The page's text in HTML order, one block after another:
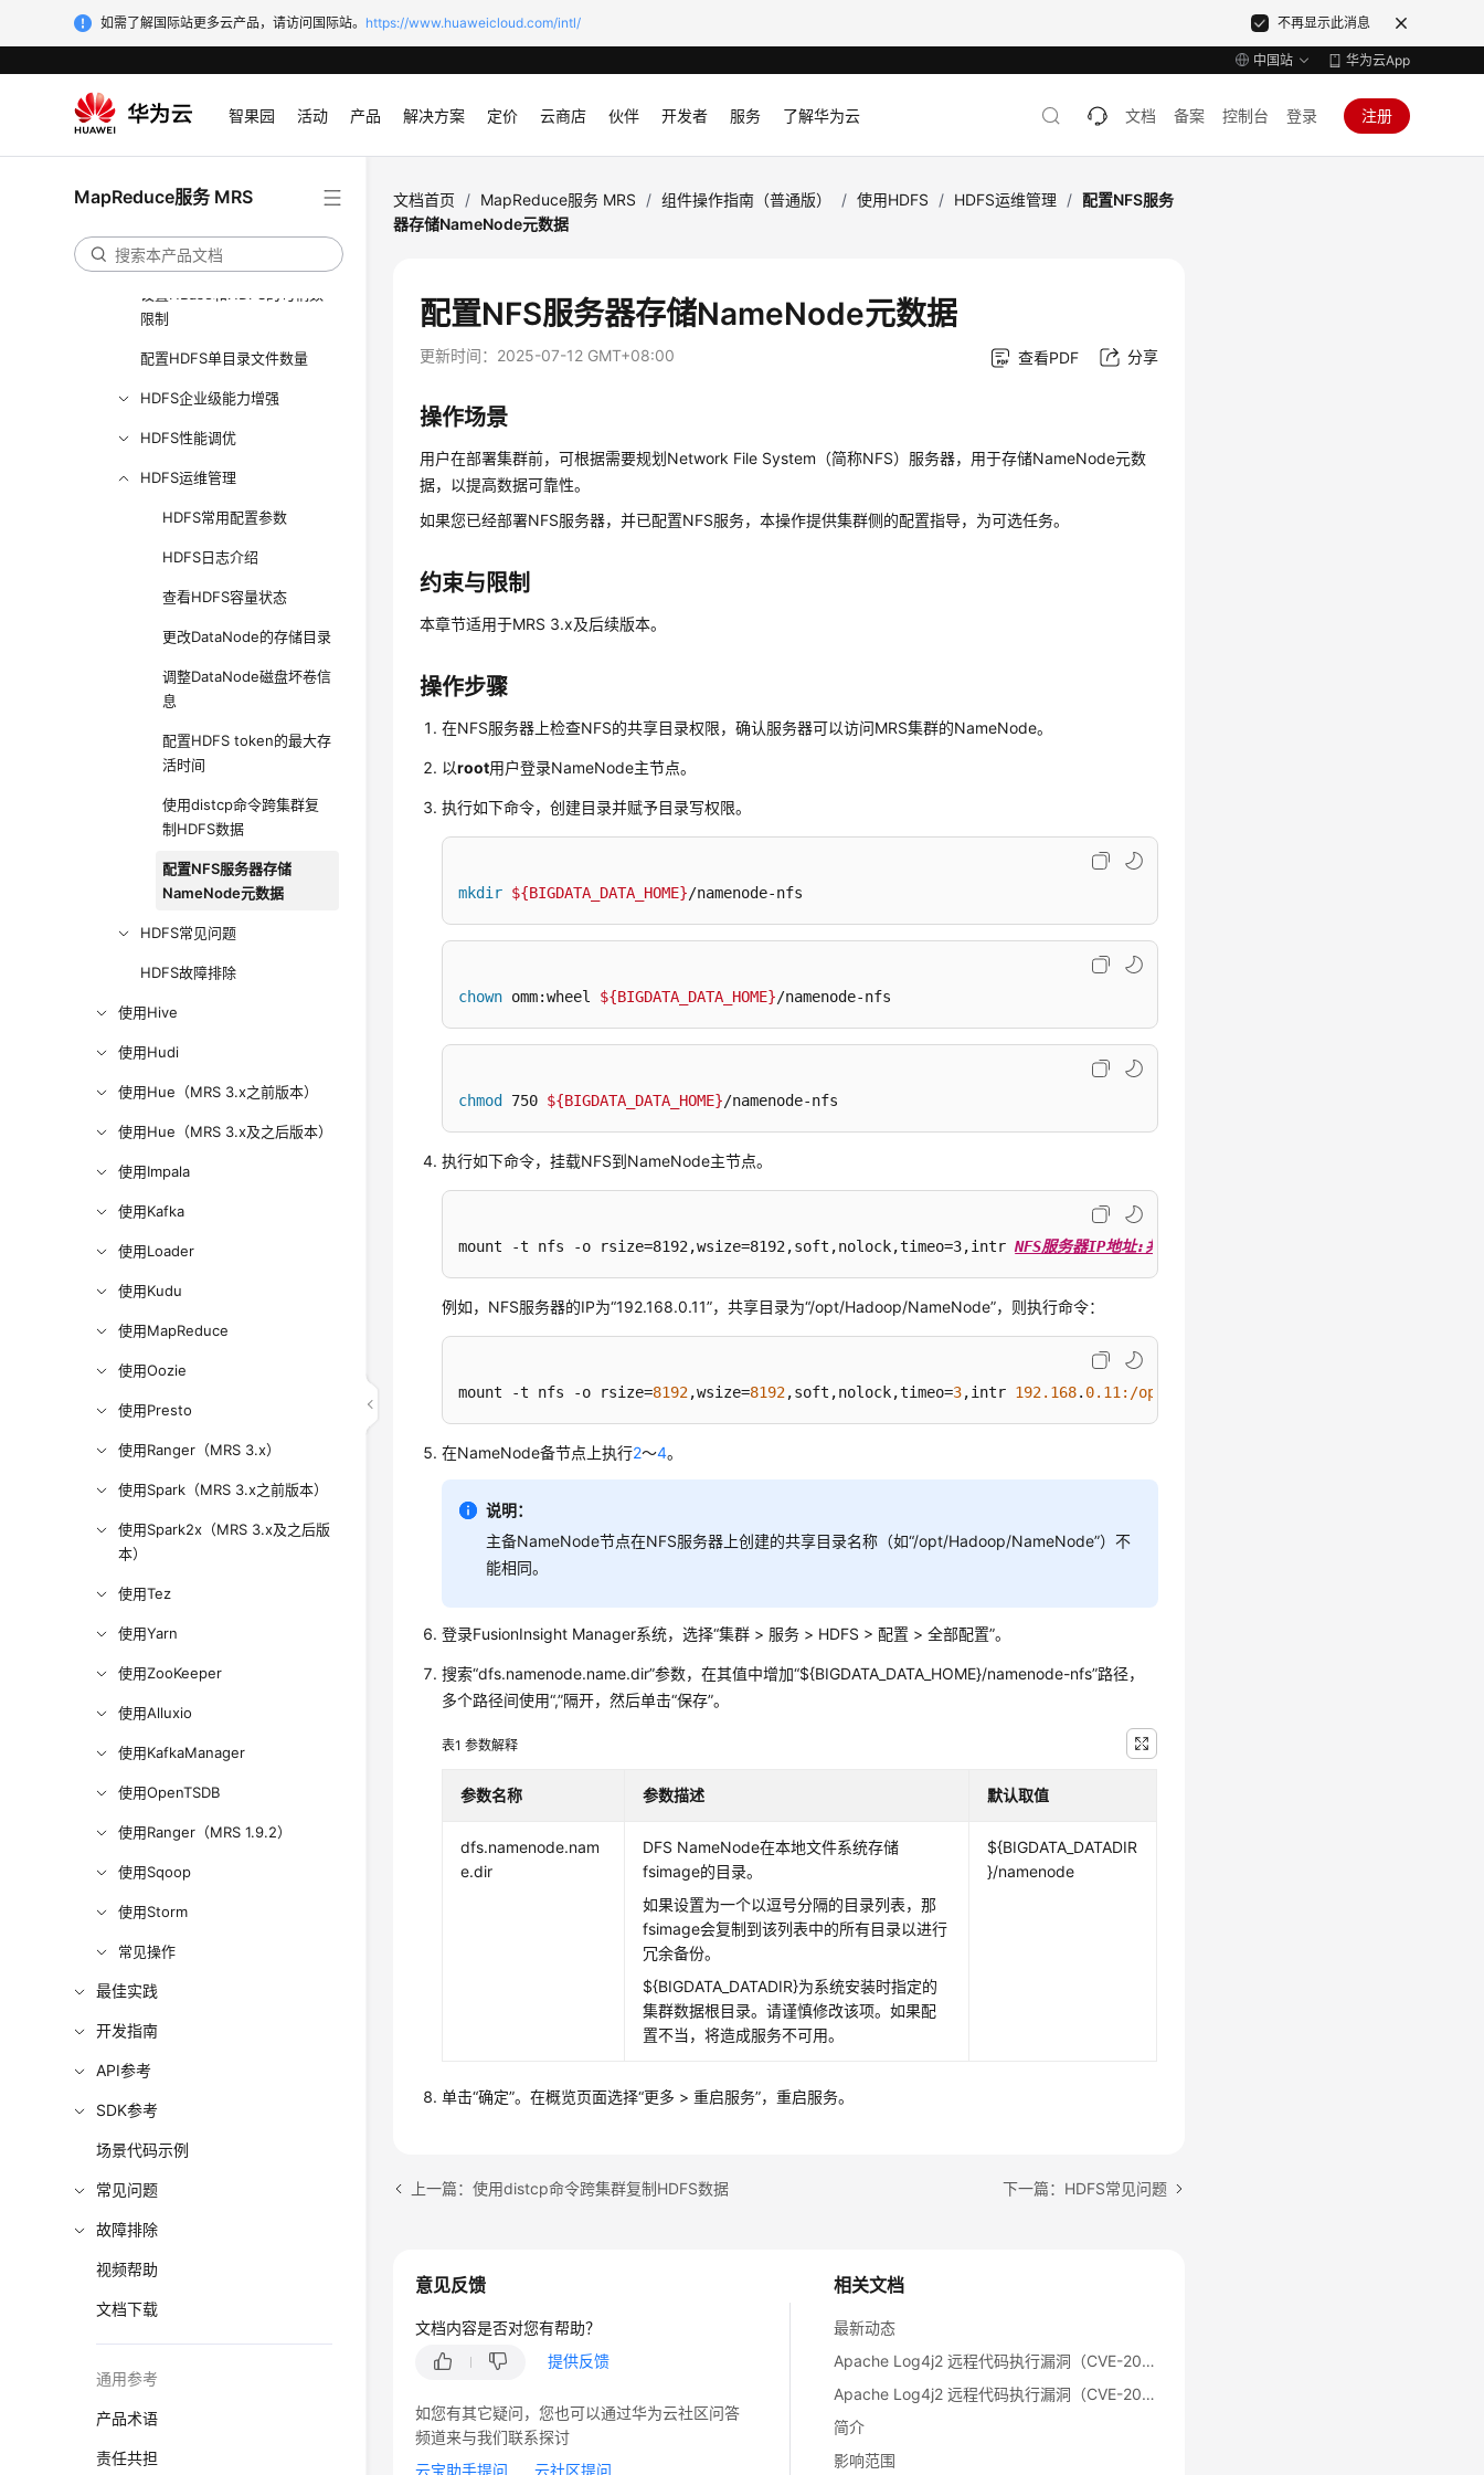
如需了解国际站更多云产品，请访问国际站。 https://www.huaweicloud.com/intl/ 不再显示此消息
中国站 华为云App
智果园 活动 产品 解决方案 定价 云商店 伙伴 开发者 服务 了解华为云 文档 备案 控制台 登录 注册
MapReduce服务 MRS
配置HDFS DataNode数据均
衡
均衡
配置HDFS文件目录标签策略
配置NameNode内存参数
限制
配置HDFS单目录文件数量
HDFS企业级能力增强
HDFS性能调优
HDFS运维管理
HDFS常用配置参数
HDFS日志介绍
查看HDFS容量状态
更改DataNode的存储目录
调整DataNode磁盘坏卷信
息
配置HDFS token的最大存
活时间
使用distcp命令跨集群复
制HDFS数据
配置NFS服务器存储
NameNode元数据
HDFS常见问题
HDFS故障排除
使用Hive
使用Hudi
使用Hue（MRS 3.x之前版本）
使用Hue（MRS 3.x及之后版本）
使用Impala
使用Kafka
使用Loader
使用Kudu
使用MapReduce
使用Oozie
使用Presto
使用Ranger（MRS 3.x）
使用Spark（MRS 3.x之前版本）
使用Spark2x（MRS 3.x及之后版
本）
使用Tez
使用Yarn
使用ZooKeeper
使用Alluxio
使用KafkaManager
使用OpenTSDB
使用Ranger（MRS 1.9.2）
使用Sqoop
使用Storm
常见操作
最佳实践
开发指南
API参考
SDK参考
场景代码示例
常见问题
故障排除
视频帮助
文档下载
通用参考
产品术语
责任共担
文档首页 / MapReduce服务 MRS / 组件操作指南（普通版） / 使用HDFS / HDFS运维管理 / 配置NFS服务
器存储NameNode元数据
配置NFS服务器存储NameNode元数据
更新时间： 2025-07-12 GMT+08:00 查看PDF 分享
操作场景
用户在部署集群前，可根据需要规划Network File System（简称NFS）服务器，用于存储NameNode元数
据，以提高数据可靠性。
如果您已经部署NFS服务器，并已配置NFS服务，本操作提供集群侧的配置指导，为可选任务。
约束与限制
本章节适用于MRS 3.x及后续版本。
操作步骤
在NFS服务器上检查NFS的共享目录权限，确认服务器可以访问MRS集群的NameNode。
以root用户登录NameNode主节点。
执行如下命令，创建目录并赋予目录写权限。
mkdir ${BIGDATA_DATA_HOME}/namenode-nfs
chown omm:wheel ${BIGDATA_DATA_HOME}/namenode-nfs
chmod 750 ${BIGDATA_DATA_HOME}/namenode-nfs
执行如下命令，挂载NFS到NameNode主节点。
mount -t nfs -o rsize=8192,wsize=8192,soft,nolock,timeo=3,intr NFS服务器IP地址:共享目录
例如，NFS服务器的IP为“192.168.0.11”，共享目录为“/opt/Hadoop/NameNode”，则执行命令：
mount -t nfs -o rsize=8192,wsize=8192,soft,nolock,timeo=3,intr 192.168. 0.11 :/opt/Hadoop/NameNode
在NameNode备节点上执行2～4。
说明：
主备NameNode节点在NFS服务器上创建的共享目录名称（如“/opt/Hadoop/NameNode”）不
能相同。
登录FusionInsight Manager系统，选择“集群 > 服务 > HDFS > 配置 > 全部配置”。
搜索“dfs.namenode.name.dir”参数，在其值中增加“${BIGDATA_DATA_HOME}/namenode-nfs”路径，
多个路径间使用“,”隔开，然后单击“保存”。
表1参数解释
参数名称 参数描述 默认取值
dfs.namenode.nam
e.dir
DFS NameNode在本地文件系统存储
fsimage的目录。
如果设置为一个以逗号分隔的目录列表，那
fsimage会复制到该列表中的所有目录以进行
冗余备份。
${BIGDATA_DATADIR}为系统安装时指定的
集群数据根目录。请谨慎修改该项。如果配
置不当，将造成服务不可用。
${BIGDATA_DATADIR
}/namenode
单击“确定”。在概览页面选择“更多 > 重启服务”，重启服务。
上一篇：使用distcp命令跨集群复制HDFS数据 下一篇：HDFS常见问题
相关文档
最新动态
Apache Log4j2 远程代码执行漏洞（CVE-2021-44228）公告
Apache Log4j2 远程代码执行漏洞（CVE-2021-44228）修复指导
简介
影响范围
意见反馈
文档内容是否对您有帮助？
提供反馈
如您有其它疑问，您也可以通过华为云社区问答
频道来与我们联系探讨
云宝助手提问
云社区提问